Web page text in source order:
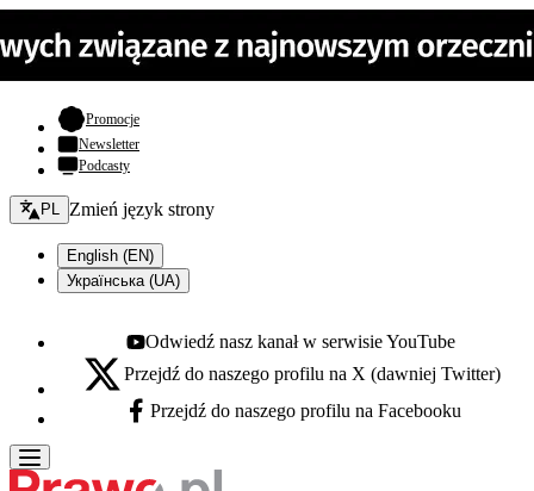
Promocje- otwiera się w nowej karcie
Newsletter
Podcasty
Zmień język - bieżący:
PL Zmień język strony
English (EN)
Українська (UA)
Youtube - otwiera się w nowej karcie
Odwiedź nasz kanał w serwisie YouTube
X - otwiera się w nowej karcie
Przejdź do naszego profilu na X (dawniej Twitter)
Facebook - otwiera się w nowej karcie
Przejdź do naszego profilu na Facebooku